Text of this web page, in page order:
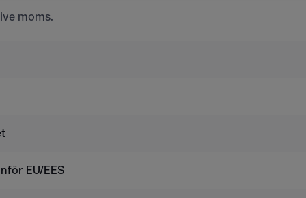
moms.
EU/EES